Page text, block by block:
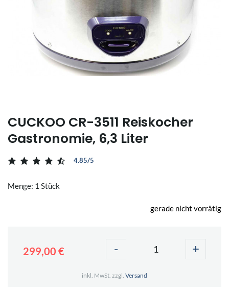
CUCKOO CR-3511 Reiskocher
Gastronomie, 6,3 Liter
4.85/5
Menge: 1 Stück
gerade nicht vorrätig
299,00 € - +
inkl. MwSt. zzgl. Versand